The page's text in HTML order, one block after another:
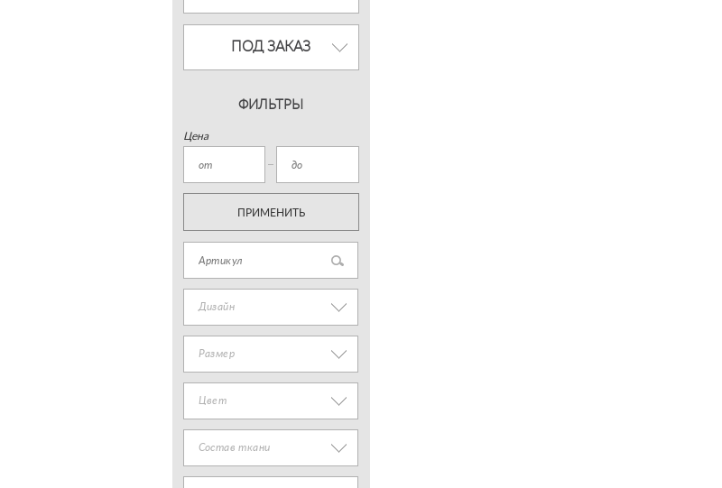
ПОД ЗАКАЗ
ФИЛЬТРЫ
Цена
ПРИМЕНИТЬ
Дизайн
Размер
Цвет
Состав ткани